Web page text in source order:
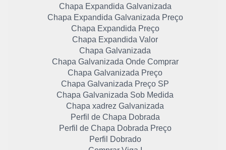
Chapa Expandida Galvanizada
Chapa Expandida Galvanizada Preço
Chapa Expandida Preço
Chapa Expandida Valor
Chapa Galvanizada
Chapa Galvanizada Onde Comprar
Chapa Galvanizada Preço
Chapa Galvanizada Preço SP
Chapa Galvanizada Sob Medida
Chapa xadrez Galvanizada
Perfil de Chapa Dobrada
Perfil de Chapa Dobrada Preço
Perfil Dobrado